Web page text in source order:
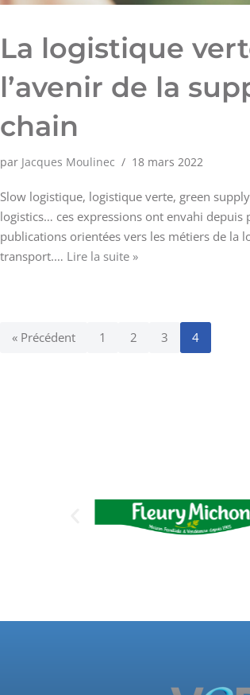
La logistique
l’avenir de la
chain
par Jacques Moulinec 18 mars 2022
Slow logistique, logistique verte, green
logistics… ces expressions ont envahi depuis
publications orientées vers les métiers de la
transport.… Lire la suite »
« Précédent 1 2 3 4